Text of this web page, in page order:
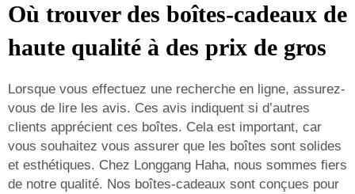
Où trouver des boîtes-cadeaux de
haute qualité à des prix de gros
Lorsque vous effectuez une recherche en ligne, assurez-
vous de lire les avis. Ces avis indiquent si d’autres
clients apprécient ces boîtes. Cela est important, car
vous souhaitez vous assurer que les boîtes sont solides
et esthétiques. Chez Longgang Haha, nous sommes fiers
de notre qualité. Nos boîtes-cadeaux sont conçues pour